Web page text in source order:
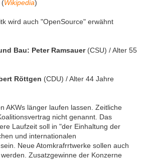
(Wikipedia)
wird auch "OpenSource" erwähnt
Bau: Peter Ramsauer(CSU) / Alter 55
Röttgen (CDU) / Alter 44 Jahre
AKWs länger laufen lassen. Zeitliche
nicht genannt. Das
Laufzeit soll in "der Einhaltung der
und internationalen
Neue Atomkrafrrtwerke sollen auch
Zusatzgewinne der Konzerne